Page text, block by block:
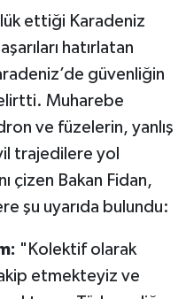
ettiği Karadeniz
hatırlatan
güvenliğin
Muharebe
ve füzelerin, yanlış
trajedilere yol
çizen Bakan Fidan,
şu uyarıda bulundu:
"Kolektif olarak
etmekteyiz ve